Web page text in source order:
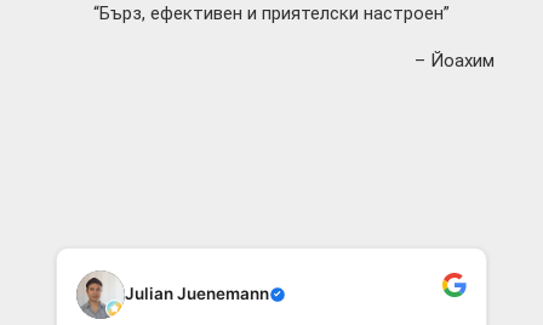
“Бърз, ефективен и приятелски настроен”
– Йоахим
Julian Juenemann